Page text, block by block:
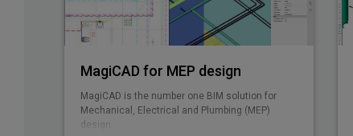
MagiCAD for MEP design
MagiCAD is the number one BIM solution for
Mechanical, Electrical and Plumbing (MEP)
design.